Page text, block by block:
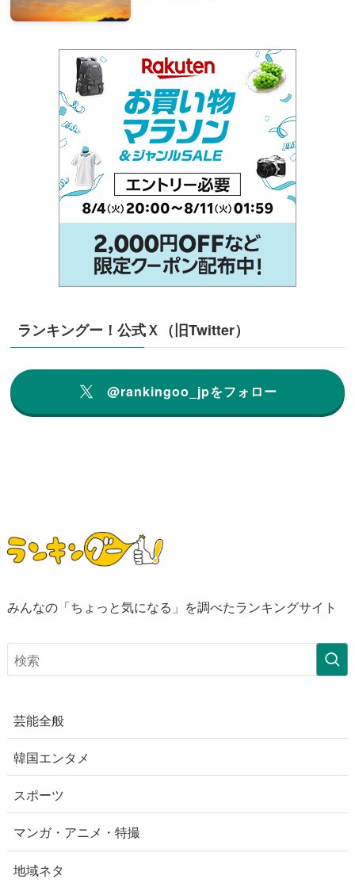
ランキングー！公式Ｘ（旧Twitter）
@rankingoo_jpをフォロー
みんなの「ちょっと気になる」を調べたランキングサイト
芸能全般
韓国エンタメ
スポーツ
マンガ・アニメ・特撮
地域ネタ